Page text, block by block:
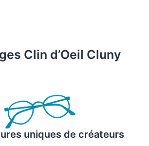
Clin d’Oeil Cluny
uniques de créateurs